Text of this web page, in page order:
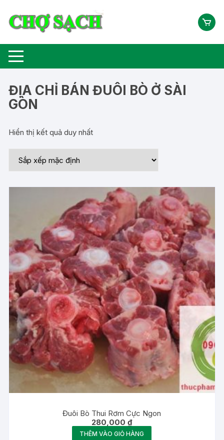
ĐỊA CHỈ BÁN ĐUÔI BÒ Ở SÀI
GÒN
Hiển thị kết quả duy nhất
Đuôi Bò Thui Rơm Cực Ngon
280,000₫
THÊM VÀO GIỎ HÀNG